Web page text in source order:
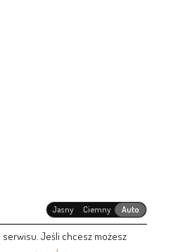
Jasny Ciemny Auto
serwisu. Jeśli chcesz możesz